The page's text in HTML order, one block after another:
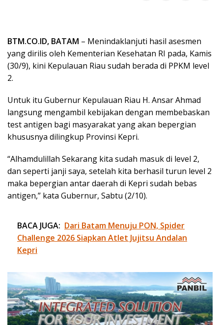
BTM.CO.ID, BATAM – Menindaklanjuti hasil asesmen
yang dirilis oleh Kementerian Kesehatan RI pada, Kamis
(30/9), kini Kepulauan Riau sudah berada di PPKM level
2.
Untuk itu Gubernur Kepulauan Riau H. Ansar Ahmad
langsung mengambil kebijakan dengan membebaskan
test antigen bagi masyarakat yang akan bepergian
khususnya dilingkup Provinsi Kepri.
“Alhamdulillah Sekarang kita sudah masuk di level 2,
dan seperti janji saya, setelah kita berhasil turun level 2
maka bepergian antar daerah di Kepri sudah bebas
antigen,” kata Gubernur, Sabtu (2/10).
BACA JUGA: Dari Batam Menuju PON, Spider
Challenge 2026 Siapkan Atlet Jujitsu Andalan
Kepri